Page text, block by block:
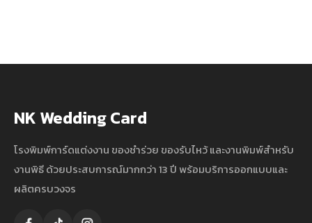
NK Wedding Card
โรงพิมพ์การ์ดแต่งงาน ของชำร่วย ของรับไหว้ และงานพิมพ์สำหรับ
งานพิธี ด้วยประสบการณ์มากกว่า 13 ปี พร้อมบริการออกแบบและ
ผลิตครบวงจร